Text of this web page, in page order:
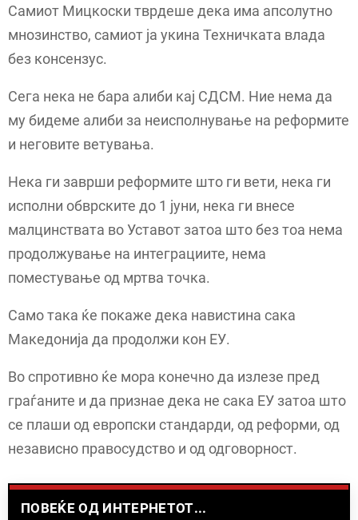
Самиот Мицкоски тврдеше дека има апсолутно
мнозинство, самиот ја укина Техничката влада
без консензус.
Сега нека не бара алиби кај СДСМ. Ние нема да
му бидеме алиби за неисполнување на реформите
и неговите ветувања.
Нека ги заврши реформите што ги вети, нека ги
исполни обврските до 1 јуни, нека ги внесе
малцинствата во Уставот затоа што без тоа нема
продолжување на интеграциите, нема
поместување од мртва точка.
Само така ќе покаже дека навистина сака
Македонија да продолжи кон ЕУ.
Во спротивно ќе мора конечно да излезе пред
граѓаните и да признае дека не сака ЕУ затоа што
се плаши од европски стандарди, од реформи, од
независно правосудство и од одговорност.
ПОВЕЌЕ ОД ИНТЕРНЕТОТ...